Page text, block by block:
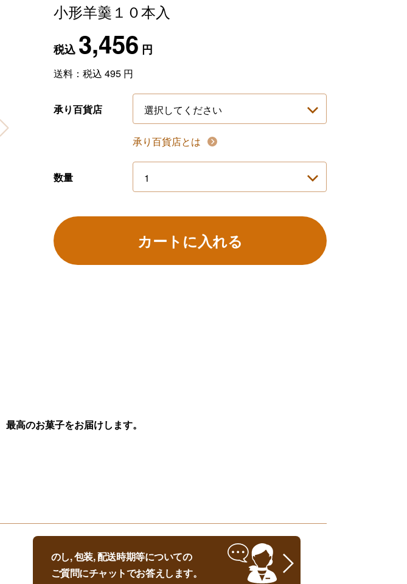
小形羊羹１０本入
税込3,456 円
送料：税込 495円
承り百貨店
承り百貨店とは
数量
カートに入れる
高のお菓子をお届けします。
のし, 包装, 配送時期等についての
ご質問にチャットでお答えします。